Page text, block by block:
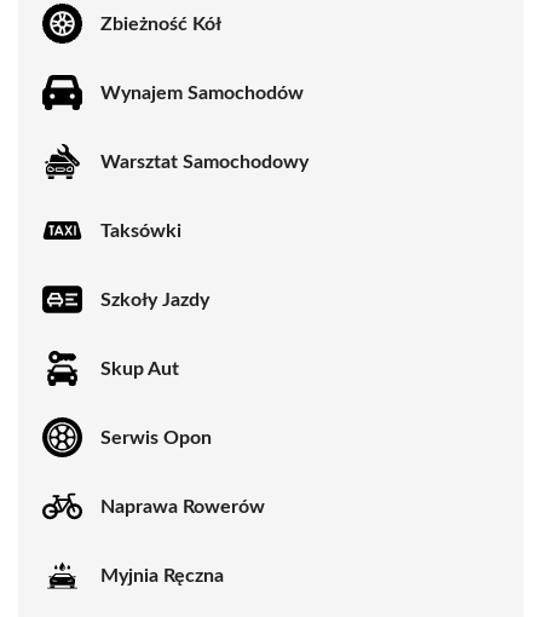
Zbieżność Kół
Wynajem Samochodów
Warsztat Samochodowy
Taksówki
Szkoły Jazdy
Skup Aut
Serwis Opon
Naprawa Rowerów
Myjnia Ręczna